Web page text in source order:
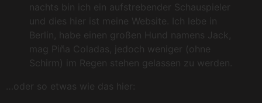
nachts bin ich ein aufstrebender Schauspieler
und dies hier ist meine Website. Ich lebe in
Berlin, habe einen großen Hund namens Jack,
mag Piña Coladas, jedoch weniger (ohne
Schirm) im Regen stehen gelassen zu werden.
…oder so etwas wie das hier: